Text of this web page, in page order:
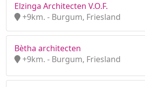
Elzinga Architecten V.O.F.
+9km. - Burgum, Friesland
Bètha architecten
+9km. - Burgum, Friesland